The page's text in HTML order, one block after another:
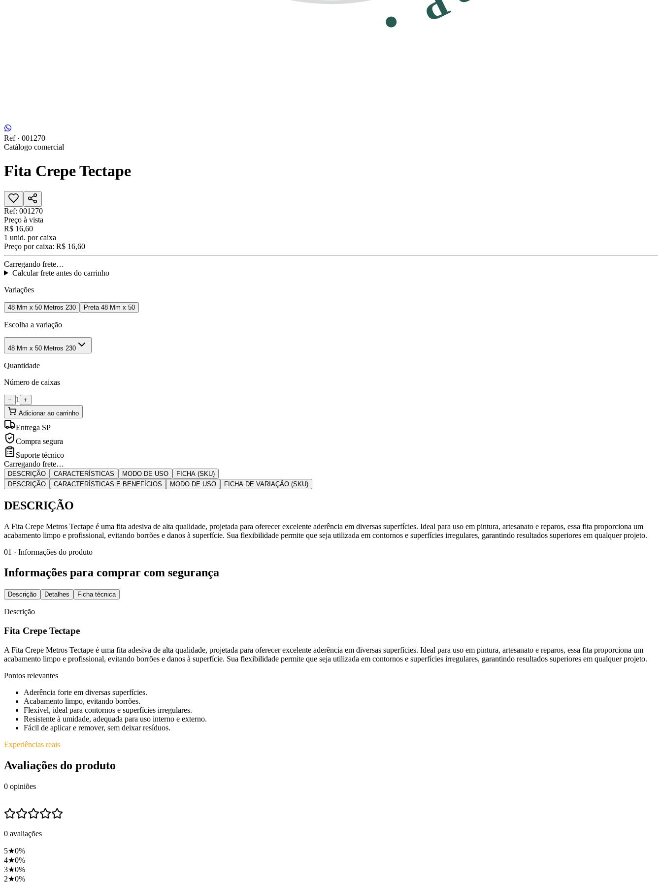
Ref · 001270
Catálogo comercial
Fita Crepe Tectape
Ref: 001270
Preço à vista
R$ 16,60
1 unid. por caixa
Preço por caixa: R$ 16,60
Carregando frete…
Calcular frete antes do carrinho
Variações
48 Mm x 50 Metros 230 Preta 48 Mm x 50
Escolha a variação
48 Mm x 50 Metros 230
Quantidade
Número de caixas
− 1
+
Adicionar ao carrinho
Entrega SP
Compra segura
Suporte técnico
Carregando frete…
DESCRIÇÃO CARACTERÍSTICAS MODO DE USO
FICHA (SKU)
DESCRIÇÃO
CARACTERÍSTICAS E BENEFÍCIOS MODO DE USO FICHA DE VARIAÇÃO (SKU)
DESCRIÇÃO
A Fita Crepe Metros Tectape é uma fita adesiva de alta qualidade, projetada para oferecer excelente aderência em diversas superfícies. Ideal para uso em pintura, artesanato e reparos, essa fita proporciona um
acabamento limpo e profissional, evitando borrões e danos à superfície. Sua flexibilidade permite que seja utilizada em contornos e superfícies irregulares, garantindo resultados superiores em qualquer projeto.
01 · Informações do produto
Informações para comprar com segurança
Descrição Detalhes Ficha técnica
Descrição
Fita Crepe Tectape
A Fita Crepe Metros Tectape é uma fita adesiva de alta qualidade, projetada para oferecer excelente aderência em diversas superfícies. Ideal para uso em pintura, artesanato e reparos, essa fita proporciona um
acabamento limpo e profissional, evitando borrões e danos à superfície. Sua flexibilidade permite que seja utilizada em contornos e superfícies irregulares, garantindo resultados superiores em qualquer projeto.
Pontos relevantes
Aderência forte em diversas superfícies.
Acabamento limpo, evitando borrões.
Flexível, ideal para contornos e superfícies irregulares.
Resistente à umidade, adequada para uso interno e externo.
Fácil de aplicar e remover, sem deixar resíduos.
Experiências reais
Avaliações do produto
0 opiniões
—
0 avaliações
5★0%
4★0%
3★0%
2★0%